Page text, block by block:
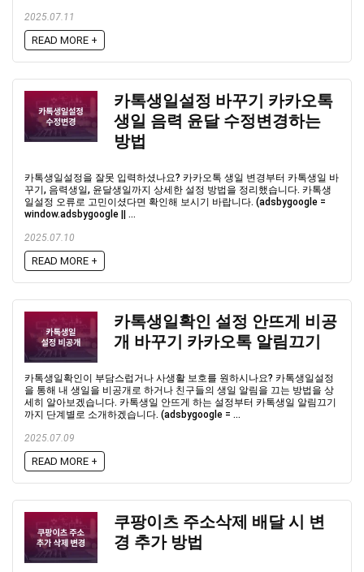
2025.07.11
READ MORE +
카톡생일설정 바꾸기 카카오톡
생일 음력 윤달 수정변경하는
방법
카톡생일설정을 잘못 입력하셨나요? 카카오톡 생일 변경부터 카톡생일 바
꾸기, 음력생일, 윤달생일까지 상세한 설정 방법을 정리했습니다. 카톡생
일설정 오류로 고민이셨다면 확인해 보시기 바랍니다. (adsbygoogle =
window.adsbygoogle || ...
2025.07.10
READ MORE +
카톡생일확인 설정 안뜨게 비공
개 바꾸기 카카오톡 알림끄기
카톡생일확인이 부담스럽거나 사생활 보호를 원하시나요? 카톡생일설정
을 통해 내 생일을 비공개로 하거나 친구들의 생일 알림을 끄는 방법을 상
세히 알아보겠습니다. 카톡생일 안뜨게 하는 설정부터 카톡생일 알림끄기
까지 단계별로 소개하겠습니다. (adsbygoogle = ...
2025.07.09
READ MORE +
쿠팡이츠 주소삭제 배달 시 변
경 추가 방법